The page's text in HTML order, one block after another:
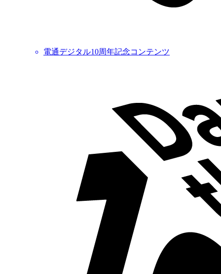
電通デジタル10周年記念コンテンツ